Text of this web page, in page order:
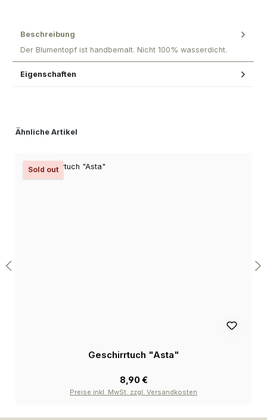
Beschreibung
Der Blumentopf ist handbemalt. Nicht 100% wasserdicht.
Eigenschaften
Produktgalerie überspringen
Ähnliche Artikel
Sold out
Geschirrtuch "Asta"
8,90 €
Preise inkl. MwSt. zzgl. Versandkosten